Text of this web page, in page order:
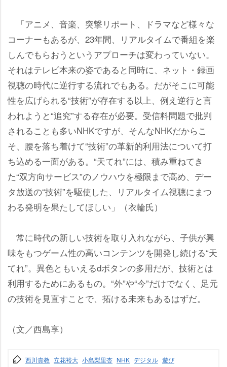
「アニメ、音楽、突撃リポート、ドラマなど様々な
コーナーもあるが、23年間、リアルタイムで番組を楽
しんでもらおうというアプローチは変わっていない。
それはテレビ本来の姿であると同時に、ネット・録画
視聴の時代に逆行する流れでもある。だがそこに可能
性を広げられる“技術”が存在する以上、例え逆行と言
われようと“追究”する存在が必要。受信料問題で批判
されることも多いNHKですが、そんなNHKだからこ
そ、腰を落ち着けて“技術”の革新的利用法について打
ち込める一面がある。“天てれ”には、積み重ねてき
た“双方向サービス”のノウハウを極限まで高め、デー
タ放送の“技術”を駆使した、リアルタイム視聴にまつ
わる発明を果たしてほしい」（衣輪氏）
常に時代の新しい技術を取り入れながら、子供が興
味をもつゲーム性の高いコンテンツを開発し続ける“天
てれ”。異色ともいえるdボタンの多用だが、技術とは
利用するためにあるもの。“外”や“今”だけでなく、足元
の技術を見直すことで、拓ける未来もあるはずだ。
（文／西島享）
西川貴教 立花裕大 小島梨里杏 NHK デジタル 遊び